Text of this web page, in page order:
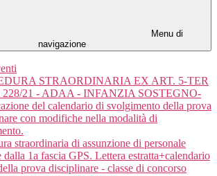
Menu di
navigazione
STRAORDINARIA EX ART. 5-TER
228/21 - ADAA - INFANZIA SOSTEGNO-
del calendario di svolgimento della prova
con modifiche nella modalità di
straordinaria di assunzione di personale
dalla 1a fascia GPS. Lettera estratta+calendario
prova disciplinare - classe di concorso